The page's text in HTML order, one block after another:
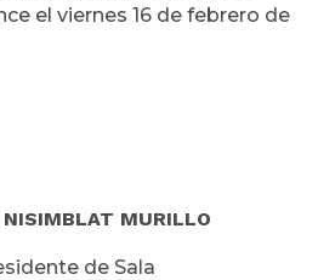
el viernes 16 de febrero de
MURILLO
de Sala